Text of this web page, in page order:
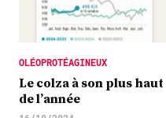
OLÉOPROTÉAGINEUX
Le colza à son plus haut
de l’année